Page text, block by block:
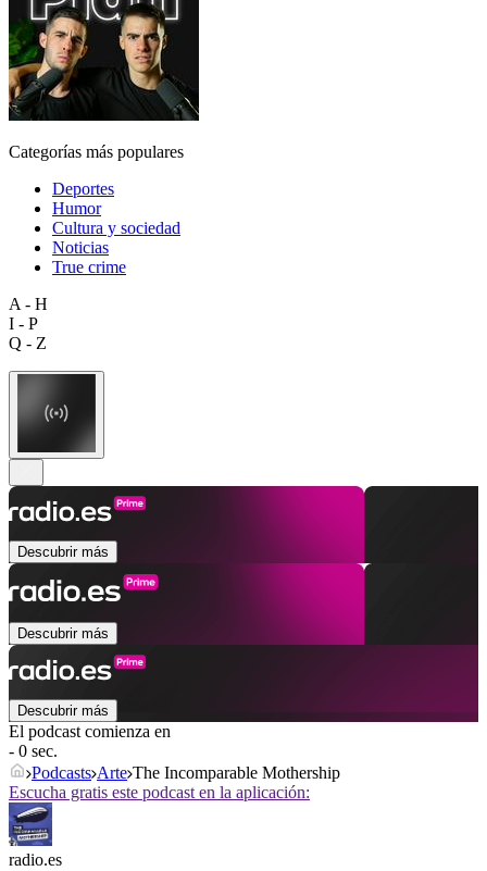
Categorías más populares
Deportes
Humor
Cultura y sociedad
Noticias
True crime
A - H
I - P
Q - Z
Descubrir más
Descubrir más
Descubrir más
El podcast comienza en
- 0 sec.
Podcasts Arte The Incomparable Mothership
Escucha gratis este podcast en la aplicación:
radio.es